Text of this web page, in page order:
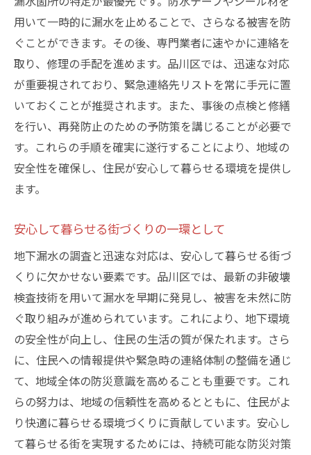
用いて一時的に漏水を止めることで、さらなる被害を防
ぐことができます。その後、専門業者に速やかに連絡を
取り、修理の手配を進めます。品川区では、迅速な対応
が重要視されており、緊急連絡先リストを常に手元に置
いておくことが推奨されます。また、事後の点検と修繕
を行い、再発防止のための予防策を講じることが必要で
す。これらの手順を確実に遂行することにより、地域の
安全性を確保し、住民が安心して暮らせる環境を提供し
ます。
安心して暮らせる街づくりの一環として
地下漏水の調査と迅速な対応は、安心して暮らせる街づ
くりに欠かせない要素です。品川区では、最新の非破壊
検査技術を用いて漏水を早期に発見し、被害を未然に防
ぐ取り組みが進められています。これにより、地下環境
の安全性が向上し、住民の生活の質が保たれます。さら
に、住民への情報提供や緊急時の連絡体制の整備を通じ
て、地域全体の防災意識を高めることも重要です。これ
らの努力は、地域の信頼性を高めるとともに、住民がよ
り快適に暮らせる環境づくりに貢献しています。安心し
て暮らせる街を実現するためには、持続可能な防災対策